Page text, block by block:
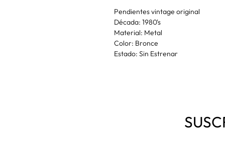
Pendientes vintage original
Década: 1980's
Material: Metal
Color: Bronce
Estado: Sin Estrenar